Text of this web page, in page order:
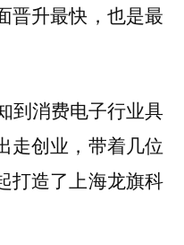
晋升最快，也是最
到消费电子行业具
走创业，带着几位
打造了上海龙旗科